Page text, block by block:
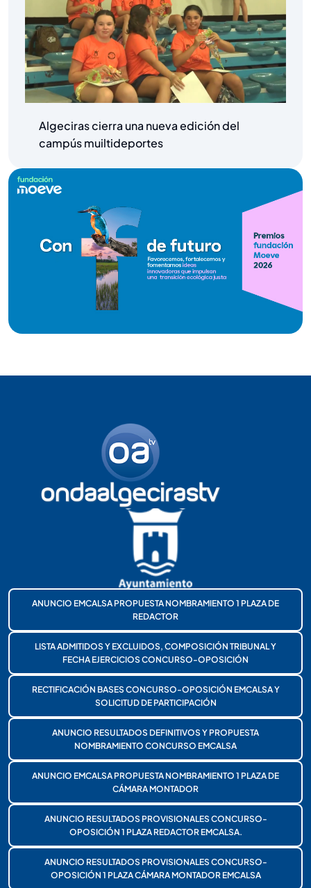
Algeciras cierra una nueva edición del
campús muiltideportes
ANUNCIO EMCALSA PROPUESTA NOMBRAMIENTO 1 PLAZA DE
REDACTOR
LISTA ADMITIDOS Y EXCLUIDOS, COMPOSICIÓN TRIBUNAL Y
FECHA EJERCICIOS CONCURSO-OPOSICIÓN
RECTIFICACIÓN BASES CONCURSO-OPOSICIÓN EMCALSA Y
SOLICITUD DE PARTICIPACIÓN
ANUNCIO RESULTADOS DEFINITIVOS Y PROPUESTA
NOMBRAMIENTO CONCURSO EMCALSA
ANUNCIO EMCALSA PROPUESTA NOMBRAMIENTO 1 PLAZA DE
CÁMARA MONTADOR
ANUNCIO RESULTADOS PROVISIONALES CONCURSO-
OPOSICIÓN 1 PLAZA REDACTOR EMCALSA.
ANUNCIO RESULTADOS PROVISIONALES CONCURSO-
OPOSICIÓN 1 PLAZA CÁMARA MONTADOR EMCALSA